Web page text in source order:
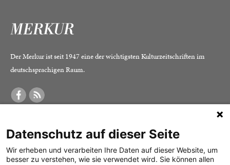
Der Merkur ist seit 1947 eine der wichtigsten Kulturzeitschriften im
deutschsprachigen Raum.
Was ist der Merkur?
Herausgeber /
Alle Abos im Überblick
Print-Abo
Impressum
Datenschutz
Datenschutz auf dieser Seite
Wir erheben und verarbeiten Ihre Daten auf dieser Website, um
besser zu verstehen, wie sie verwendet wird. Sie können allen